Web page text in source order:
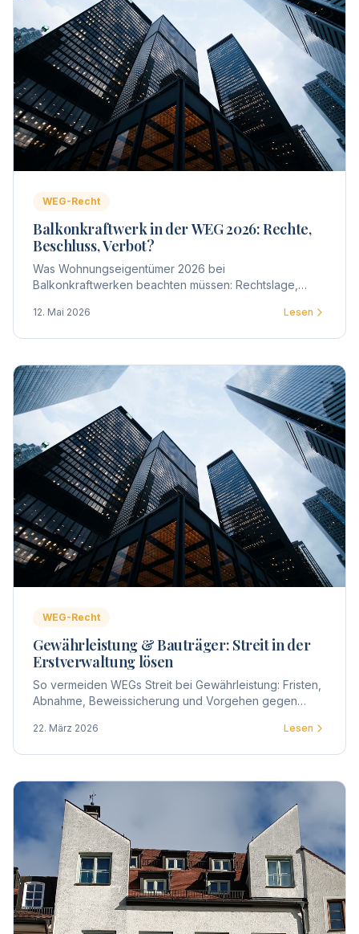
WEG-Recht
Balkonkraftwerk in der WEG 2026: Rechte,
Beschluss, Verbot?
Was Wohnungseigentümer 2026 bei
Balkonkraftwerken beachten müssen: Rechtslage,
Tipps und typische Streitpunkte.
12. Mai 2026 Lesen
WEG-Recht
Gewährleistung & Bauträger: Streit in der
Erstverwaltung lösen
So vermeiden WEGs Streit bei Gewährleistung: Fristen,
Abnahme, Beweissicherung und Vorgehen gegen
22. März 2026 Lesen